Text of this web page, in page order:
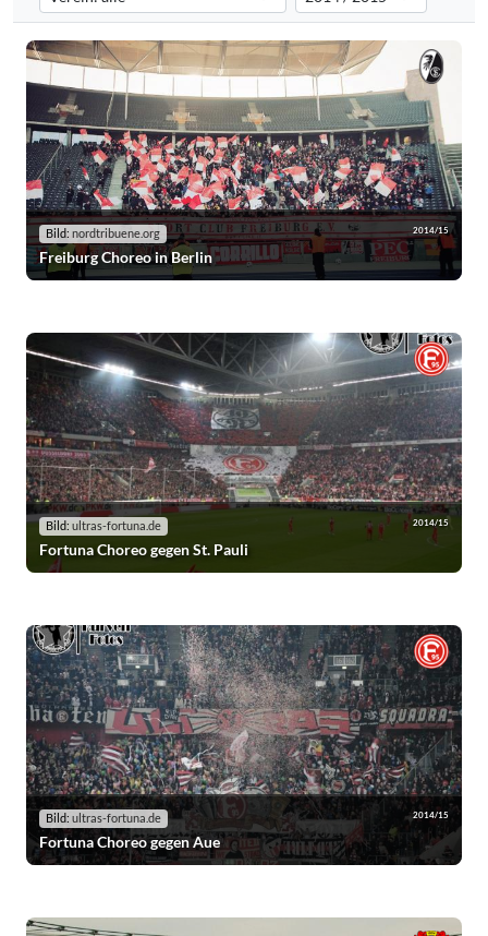
Filtert die Choreografien nach dem ausgewählten Verein.
Filtert die Choreografien
Bild: nordtribuene.org 2014/15
Freiburg Choreo in Berlin
Bild: ultras-fortuna.de 2014/15
Fortuna Choreo gegen St. Pauli
Bild: ultras-fortuna.de 2014/15
Fortuna Choreo gegen Aue